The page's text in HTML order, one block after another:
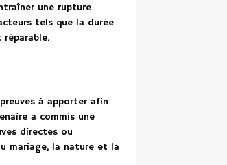
une rupture
tels que la durée
à apporter afin
a commis une
directes ou
mariage, la nature et la